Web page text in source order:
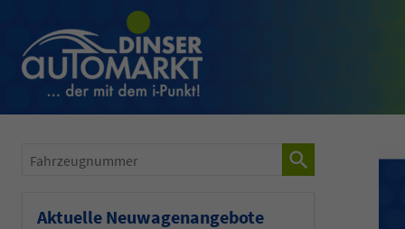
Fahrzeugnummer
Aktuelle Neuwagenangebote